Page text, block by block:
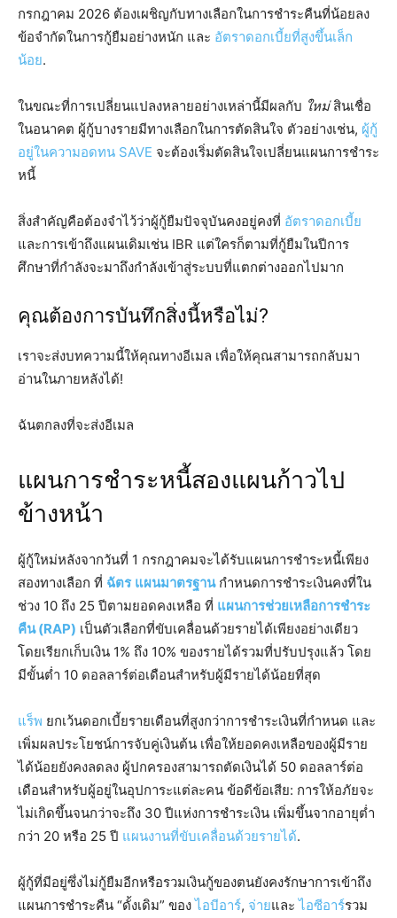
กรกฎาคม 2026 ต้องเผชิญกับทางเลือกในการชำระคืนที่น้อยลง
ข้อจำกัดในการกู้ยืมอย่างหนัก และ อัตราดอกเบี้ยที่สูงขึ้นเล็ก
น้อย.
ในขณะที่การเปลี่ยนแปลงหลายอย่างเหล่านี้มีผลกับ ใหม่สินเชื่อ
ในอนาคต ผู้กู้บางรายมีทางเลือกในการตัดสินใจ ตัวอย่างเช่น, ผู้กู้
อยู่ในความอดทน SAVE จะต้องเริ่มตัดสินใจเปลี่ยนแผนการชำระ
หนี้
สิ่งสำคัญคือต้องจำไว้ว่าผู้กู้ยืมปัจจุบันคงอยู่คงที่ อัตราดอกเบี้ย
และการเข้าถึงแผนเดิมเช่น IBR แต่ใครก็ตามที่กู้ยืมในปีการ
ศึกษาที่กำลังจะมาถึงกำลังเข้าสู่ระบบที่แตกต่างออกไปมาก
คุณต้องการบันทึกสิ่งนี้หรือไม่?
เราจะส่งบทความนี้ให้คุณทางอีเมล เพื่อให้คุณสามารถกลับมา
อ่านในภายหลังได้!
ฉันตกลงที่จะส่งอีเมล
แผนการชำระหนี้สองแผนก้าวไป
ข้างหน้า
ผู้กู้ใหม่หลังจากวันที่ 1 กรกฎาคมจะได้รับแผนการชำระหนี้เพียง
สองทางเลือก ที่ ฉัตร แผนมาตรฐานกำหนดการชำระเงินคงที่ใน
ช่วง 10 ถึง 25 ปีตามยอดคงเหลือ ที่ แผนการช่วยเหลือการชำระ
คืน (RAP) เป็นตัวเลือกที่ขับเคลื่อนด้วยรายได้เพียงอย่างเดียว
โดยเรียกเก็บเงิน 1% ถึง 10% ของรายได้รวมที่ปรับปรุงแล้ว โดย
มีขั้นต่ำ 10 ดอลลาร์ต่อเดือนสำหรับผู้มีรายได้น้อยที่สุด
แร็พ ยกเว้นดอกเบี้ยรายเดือนที่สูงกว่าการชำระเงินที่กำหนด และ
เพิ่มผลประโยชน์การจับคู่เงินต้น เพื่อให้ยอดคงเหลือของผู้มีราย
ได้น้อยยังคงลดลง ผู้ปกครองสามารถตัดเงินได้ 50 ดอลลาร์ต่อ
เดือนสำหรับผู้อยู่ในอุปการะแต่ละคน ข้อดีข้อเสีย: การให้อภัยจะ
ไม่เกิดขึ้นจนกว่าจะถึง 30 ปีแห่งการชำระเงิน เพิ่มขึ้นจากอายุต่ำ
กว่า 20 หรือ 25 ปี แผนงานที่ขับเคลื่อนด้วยรายได้.
ผู้กู้ที่มีอยู่ซึ่งไม่กู้ยืมอีกหรือรวมเงินกู้ของตนยังคงรักษาการเข้าถึง
แผนการชำระคืน “ดั้งเดิม” ของไอบีอาร์, จ่ายและไอซีอาร์รวม